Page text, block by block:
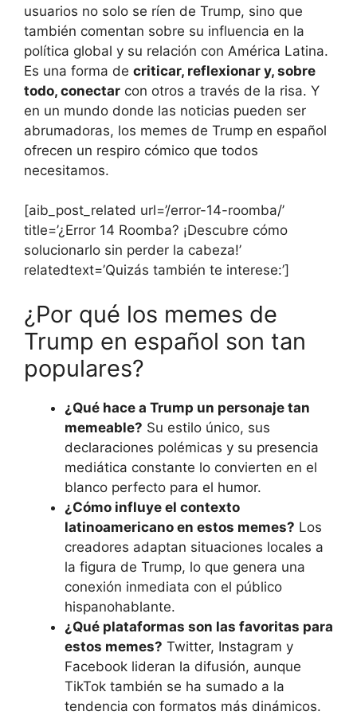
usuarios no solo se ríen de Trump, sino que
también comentan sobre su influencia en la
política global y su relación con América Latina.
Es una forma de criticar, reflexionar y, sobre
todo, conectar con otros a través de la risa. Y
en un mundo donde las noticias pueden ser
abrumadoras, los memes de Trump en español
ofrecen un respiro cómico que todos
necesitamos.
[aib_post_related url=’/error-14-roomba/’
title=’¿Error 14 Roomba? ¡Descubre cómo
solucionarlo sin perder la cabeza!’
relatedtext=’Quizás también te interese:’]
¿Por qué los memes de
Trump en español son tan
populares?
¿Qué hace a Trump un personaje tan
memeable? Su estilo único, sus
declaraciones polémicas y su presencia
mediática constante lo convierten en el
blanco perfecto para el humor.
¿Cómo influye el contexto
latinoamericano en estos memes? Los
creadores adaptan situaciones locales a
la figura de Trump, lo que genera una
conexión inmediata con el público
hispanohablante.
¿Qué plataformas son las favoritas para
estos memes? Twitter, Instagram y
Facebook lideran la difusión, aunque
TikTok también se ha sumado a la
tendencia con formatos más dinámicos.